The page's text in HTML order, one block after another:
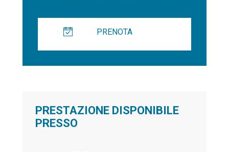
PRENOTA
PRESTAZIONE DISPONIBILE
PRESSO